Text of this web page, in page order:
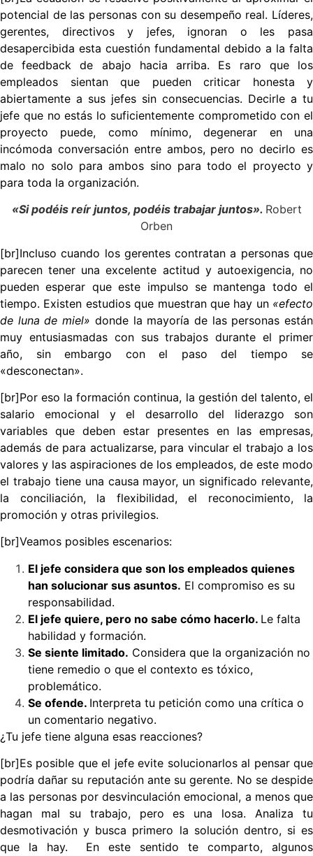
potencial de las personas con su desempeño real. Líderes,
gerentes, directivos y jefes, ignoran o les pasa
desapercibida esta cuestión fundamental debido a la falta
de feedback de abajo hacia arriba. Es raro que los
empleados sientan que pueden criticar honesta y
abiertamente a sus jefes sin consecuencias. Decirle a tu
jefe que no estás lo suficientemente comprometido con el
proyecto puede, como mínimo, degenerar en una
incómoda conversación entre ambos, pero no decirlo es
malo no solo para ambos sino para todo el proyecto y
para toda la organización.
«Si podéis reír juntos, podéis trabajar juntos». Robert
Orben
[br]Incluso cuando los gerentes contratan a personas que
parecen tener una excelente actitud y autoexigencia, no
pueden esperar que este impulso se mantenga todo el
tiempo. Existen estudios que muestran que hay un «efecto
de luna de miel» donde la mayoría de las personas están
muy entusiasmadas con sus trabajos durante el primer
año, sin embargo con el paso del tiempo se
«desconectan».
[br]Por eso la formación continua, la gestión del talento, el
salario emocional y el desarrollo del liderazgo son
variables que deben estar presentes en las empresas,
además de para actualizarse, para vincular el trabajo a los
valores y las aspiraciones de los empleados, de este modo
el trabajo tiene una causa mayor, un significado relevante,
la conciliación, la flexibilidad, el reconocimiento, la
promoción y otras privilegios.
[br]Veamos posibles escenarios:
El jefe considera que son los empleados quienes
han solucionar sus asuntos. El compromiso es su
responsabilidad.
El jefe quiere, pero no sabe cómo hacerlo. Le falta
habilidad y formación.
Se siente limitado. Considera que la organización no
tiene remedio o que el contexto es tóxico,
problemático.
Se ofende. Interpreta tu petición como una crítica o
un comentario negativo.
¿Tu jefe tiene alguna esas reacciones?
[br]Es posible que el jefe evite solucionarlos al pensar que
podría dañar su reputación ante su gerente. No se despide
a las personas por desvinculación emocional, a menos que
hagan mal su trabajo, pero es una losa.Analiza tu
desmotivación y busca primero la solución dentro, si es
que la hay. En este sentido te comparto, algunos